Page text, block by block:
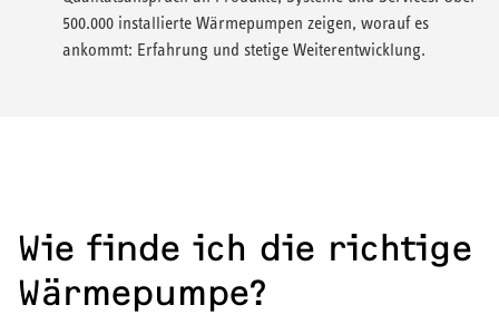
500.000 installierte Wärmepumpen zeigen, worauf es
ankommt: Erfahrung und stetige Weiterentwicklung.
Wie finde ich die richtige
Wärmepumpe?